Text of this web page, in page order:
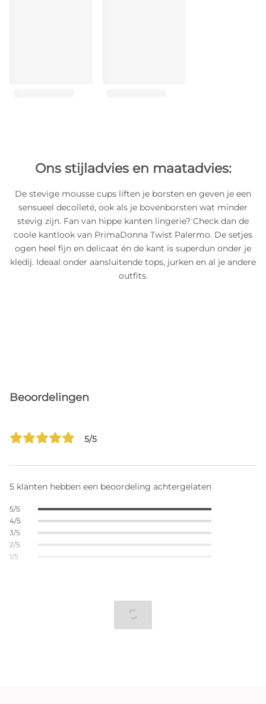
Ons stijladvies en maatadvies:
De stevige mousse cups liften je borsten en geven je een
sensueel decolleté, ook als je bovenborsten wat minder
stevig zijn. Fan van hippe kanten lingerie? Check dan de
coole kantlook van PrimaDonna Twist Palermo. De setjes
ogen heel fijn en delicaat én de kant is superdun onder je
kledij. Ideaal onder aansluitende tops, jurken en al je andere
outfits.
Beoordelingen
5/5
5 klanten hebben een beoordeling achtergelaten
5/5
4/5
3/5
2/5
1/5